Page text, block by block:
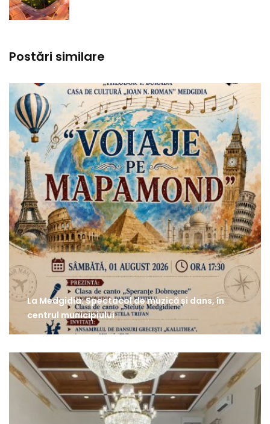
Postări similare
La Medgidia: Spectacol de muzică și dans, în
centrul municipiului